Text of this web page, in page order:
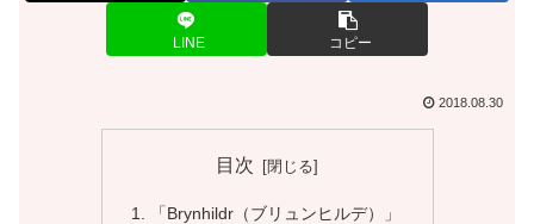
LINE コピー
2018.08.30
目次
「Brynhildr（ブリュンヒルデ）」